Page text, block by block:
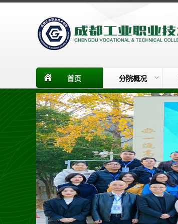
首页 分院概况